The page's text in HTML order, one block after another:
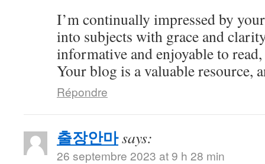
I’m continually impressed by
into subjects with grace and
informative and enjoyable to
Your blog is a valuable resource,
Répondre
출장안마says:
26 septembre 2023 at 9 h 28 min